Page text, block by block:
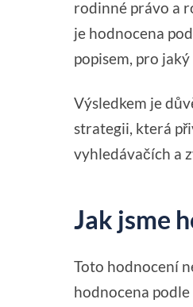
rodinné právo a
je hodnocena
popisem, pro
Výsledkem je
strategii, která
vyhledávačích a
Jak jsme
Toto hodnocení
hodnocena